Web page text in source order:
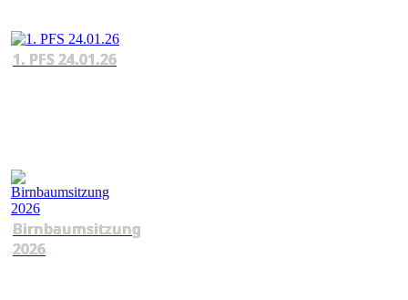
1. PFS 24.01.26
Birnbaumsitzung
2026